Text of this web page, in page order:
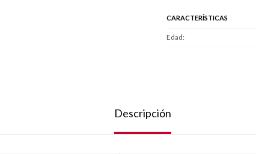
CARACTERÍSTICAS
Edad
Descripción